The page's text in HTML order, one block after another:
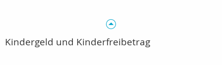
Kindergeld und Kinderfreibetrag